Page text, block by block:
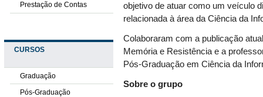
Prestação de Contas
CURSOS
Graduação
Pós-Graduação
objetivo de atuar como um veículo
relacionada à área da Ciência da
Colaboraram com a publicação
Memória e Resistência e a
Pós-Graduação em Ciência da
Sobre o grupo